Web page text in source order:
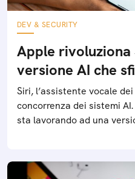
DEV & SECURITY
Apple
versione AI che
Siri, l’assistente vocale
concorrenza dei sistemi
sta lavorando ad una